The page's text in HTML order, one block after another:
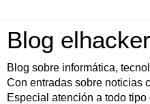
Blog
Blog sobre informática,
Con entradas sobre noticias
Especial atención a todo tipo